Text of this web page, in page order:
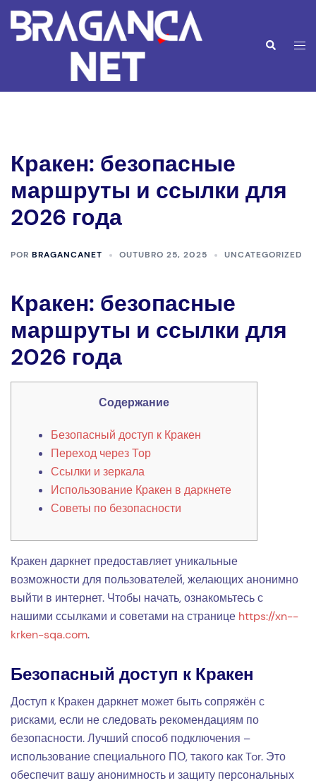
Saltar
para
Pesquisar
Кракен: безопасные
маршруты и ссылки для
2026 года
POR BRAGANCANET OUTUBRO 25, 2025 UNCATEGORIZED
Кракен: безопасные
маршруты и ссылки для
2026 года
Содержание
Безопасный доступ к Кракен
Переход через Тор
Ссылки и зеркала
Использование Кракен в даркнете
Советы по безопасности
Кракен даркнет предоставляет уникальные
возможности для пользователей, желающих анонимно
выйти в интернет. Чтобы начать, ознакомьтесь с
нашими ссылками и советами на странице https://xn--
krken-sqa.com.
Безопасный доступ к Кракен
Доступ к Кракен даркнет может быть сопряжён с
рисками, если не следовать рекомендациям по
безопасности. Лучший способ подключения –
использование специального ПО, такого как Tor. Это
обеспечит вашу анонимность и защиту персональных